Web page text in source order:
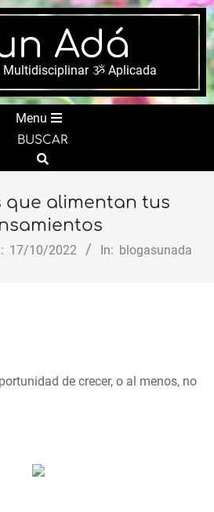
Adá
Multidisciplinar ૐ Aplicada
Menu
BUSCAR
Search
que alimentan tus
17/10/2022 In: blogasunada
de crecer, o al menos, no